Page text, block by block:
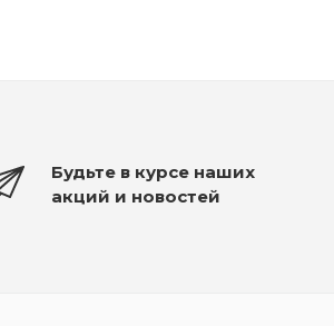
Будьте в курсе наших
акций и новостей